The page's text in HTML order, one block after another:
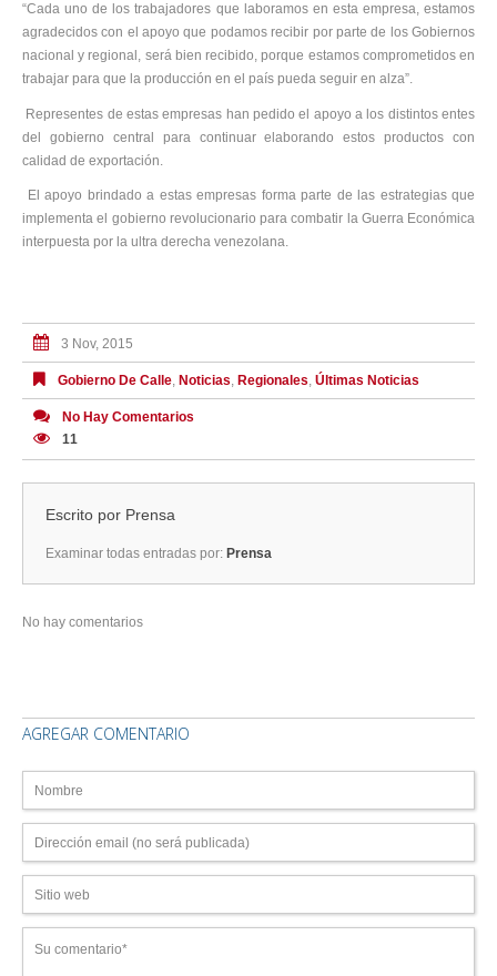
“Cada uno de los trabajadores que laboramos en esta empresa, estamos
agradecidos con el apoyo que podamos recibir por parte de los Gobiernos
nacional y regional, será bien recibido, porque estamos comprometidos en
trabajar para que la producción en el país pueda seguir en alza”.
Representes de estas empresas han pedido el apoyo a los distintos entes
del gobierno central para continuar elaborando estos productos con
calidad de exportación.
El apoyo brindado a estas empresas forma parte de las estrategias que
implementa el gobierno revolucionario para combatir la Guerra Económica
interpuesta por la ultra derecha venezolana.
3 Nov, 2015
Gobierno De Calle, Noticias, Regionales, Últimas Noticias
No Hay Comentarios
11
Escrito por Prensa
Examinar todas entradas por: Prensa
No hay comentarios
AGREGAR COMENTARIO